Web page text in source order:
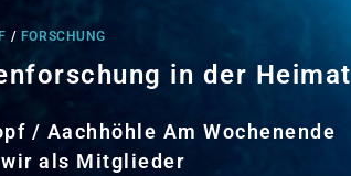
/ FORSCHUNG
in der Heimat
/ Aachhöhle Am Wochenende
wir als Mitglieder